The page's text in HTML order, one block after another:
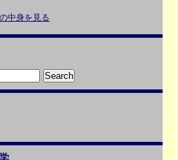
中身を見る